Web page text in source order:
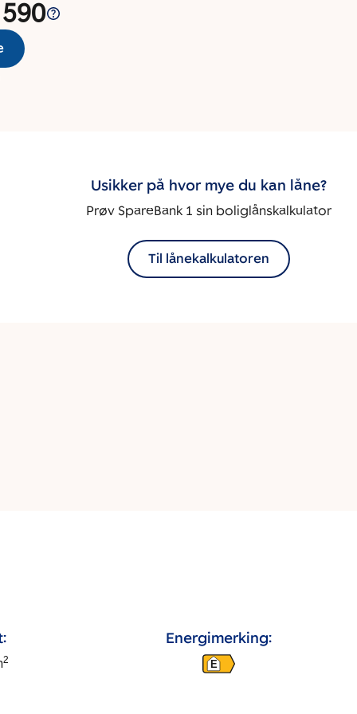
Usikker på hvor mye du kan låne?
Prøv SpareBank 1 sin boliglånskalkulator
Til lånekalkulatoren
2
Energimerking:
E